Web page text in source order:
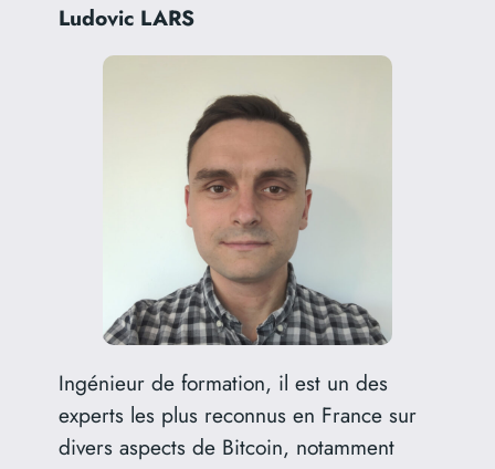
Ludovic LARS
Ingénieur de formation, il est un des
experts les plus reconnus en France sur
divers aspects de Bitcoin, notamment